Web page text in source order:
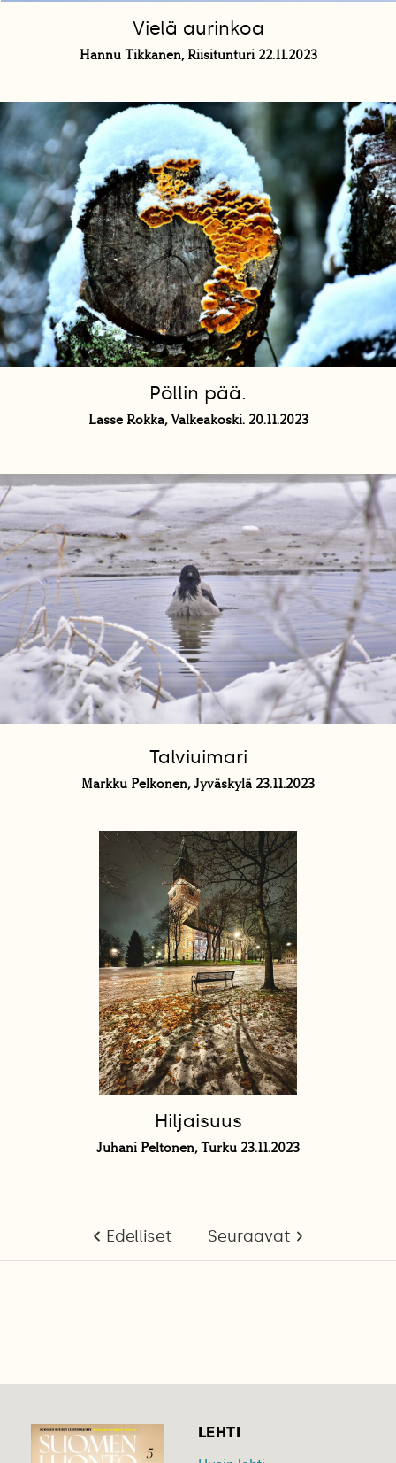
Vielä aurinkoa
Hannu Tikkanen, Riisitunturi 22.11.2023
Pöllin pää.
Lasse Rokka, Valkeakoski. 20.11.2023
Talviuimari
Markku Pelkonen, Jyväskylä 23.11.2023
Hiljaisuus
Juhani Peltonen, Turku 23.11.2023
Edelliset Seuraavat
LEHTI